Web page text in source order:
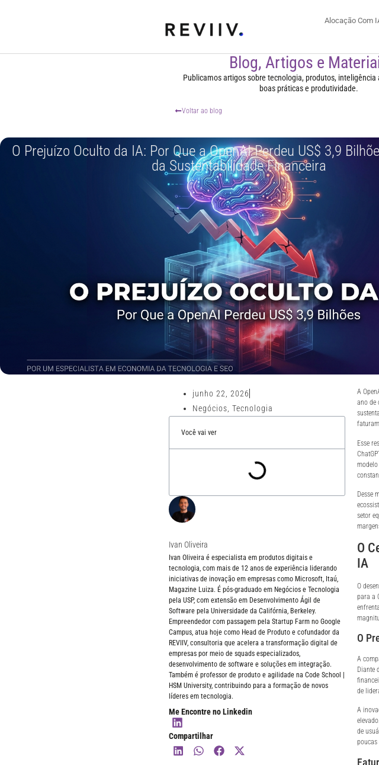
Alocação Com
Blog, Artigos e
Publicamos artigos sobre tecnologia, produtos, inteligência
boas práticas e produtividade.
Voltar ao blog
O Prejuízo Oculto da IA: Por Que a OpenAI Perdeu US$ 3,9
da Sustentabilidade Financeira
junho 22, 2026
Negócios, Tecnologia
Você vai ver
Ivan Oliveira
Ivan Oliveira é especialista em produtos digitais e
tecnologia, com mais de 12 anos de experiência liderando
iniciativas de inovação em empresas como Microsoft, Itaú,
Magazine Luiza. É pós-graduado em Negócios e Tecnologia
pela USP, com extensão em Desenvolvimento Ágil de
Software pela Universidade da Califórnia, Berkeley.
Empreendedor com passagem pela Startup Farm no Google
Campus, atua hoje como Head de Produto e cofundador da
REVIIV, consultoria que acelera a transformação digital de
empresas por meio de squads especializados,
desenvolvimento de software e soluções em integração.
Também é professor de produto e agilidade na Code School |
HSM University, contribuindo para a formação de novos
líderes em tecnologia.
Me Encontre no Linkedin
Compartilhar
A
ano de
Esse
Desse
setor
O
IA
O
para a
O
A
Diante
de
A
de
poucas